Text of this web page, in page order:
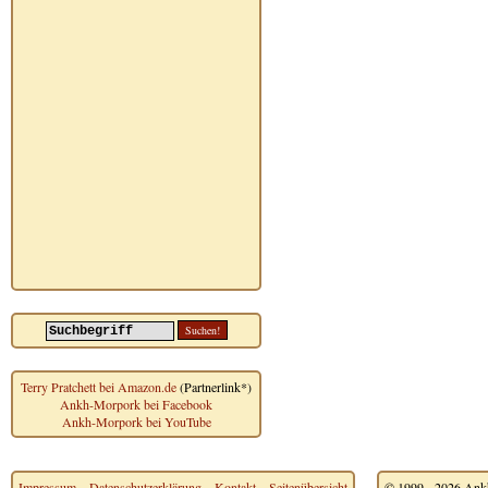
Terry Pratchett bei Amazon.de(Partnerlink*)
Ankh-Morpork bei Facebook
Ankh-Morpork bei YouTube